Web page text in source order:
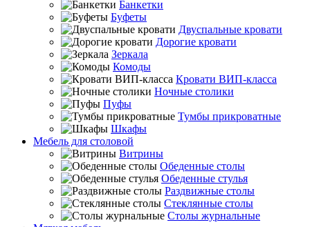
Банкетки
Буфеты
Двуспальные кровати
Дорогие кровати
Зеркала
Комоды
Кровати ВИП-класса
Ночные столики
Пуфы
Тумбы прикроватные
Шкафы
Мебель для столовой
Витрины
Обеденные столы
Обеденные стулья
Раздвижные столы
Стеклянные столы
Столы журнальные